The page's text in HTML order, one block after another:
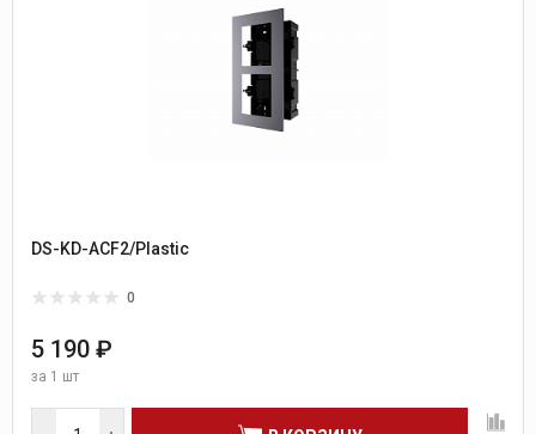
DS-KD-ACF2/Plastic
0
5 190 ₽
за 1 шт